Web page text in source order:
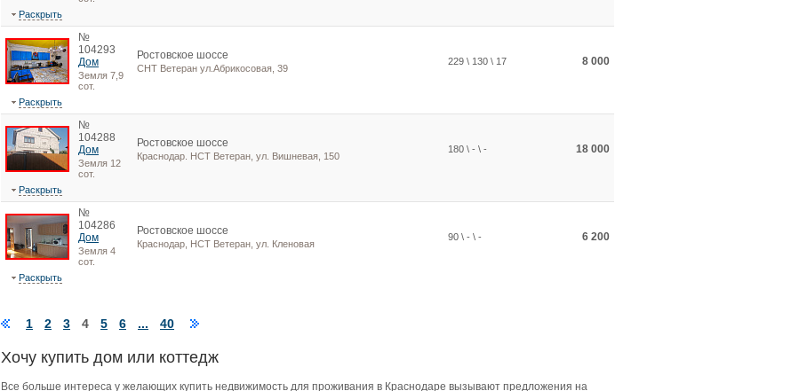
Раскрыть
№
104293
Дом
Земля 7,9
сот.
Ростовское шоссе
СНТ Ветеран ул.Абрикосовая, 39
229 \ 130 \ 17 8 000
Раскрыть
№
104288
Дом
Земля 12
сот.
Ростовское шоссе
Краснодар. НСТ Ветеран, ул. Вишневая, 150
180 \ - \ - 18 000
Раскрыть
№
104286
Дом
Земля 4
сот.
Ростовское шоссе
Краснодар, НСТ Ветеран, ул. Кленовая
90 \ - \ - 6 200
Раскрыть
1 2 3 4 5 6 ... 40
Хочу купить дом или коттедж
Все больше интереса у желающих купить недвижимость для проживания в Краснодаре вызывают предложения на